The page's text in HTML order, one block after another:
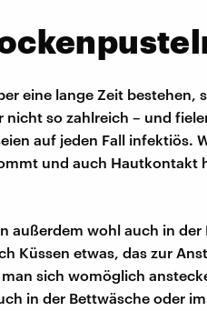
eine lange Zeit bestehen,
so zahlreich – und
auf jeden Fall infektiös.
und auch Hautkontakt
außerdem wohl auch in
Küssen etwas, das zur
sich womöglich
in der Bettwäsche oder